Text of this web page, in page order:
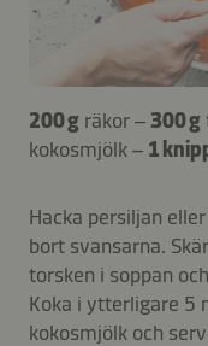
200 g räkor – 300 g
kokosmjölk – 1
Hacka persiljan
bort svansarna.
torsken i soppan
Koka i ytterligare 5
kokosmjölk och